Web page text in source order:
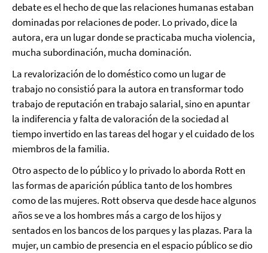
debate es el hecho de que las relaciones humanas estaban
dominadas por relaciones de poder. Lo privado, dice la
autora, era un lugar donde se practicaba mucha violencia,
mucha subordinación, mucha dominación.
La revalorización de lo doméstico como un lugar de
trabajo no consistió para la autora en transformar todo
trabajo de reputación en trabajo salarial, sino en apuntar
la indiferencia y falta de valoración de la sociedad al
tiempo invertido en las tareas del hogar y el cuidado de los
miembros de la familia.
Otro aspecto de lo público y lo privado lo aborda Rott en
las formas de aparición pública tanto de los hombres
como de las mujeres. Rott observa que desde hace algunos
años se ve a los hombres más a cargo de los hijos y
sentados en los bancos de los parques y las plazas. Para la
mujer, un cambio de presencia en el espacio público se dio